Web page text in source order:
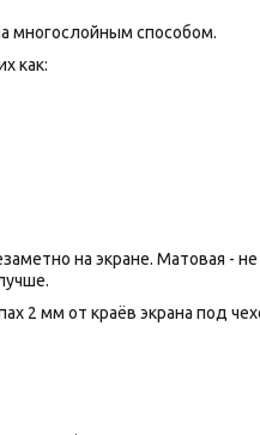
многослойным способом.
как:
на экране. Матовая -
2 мм от краёв экрана под